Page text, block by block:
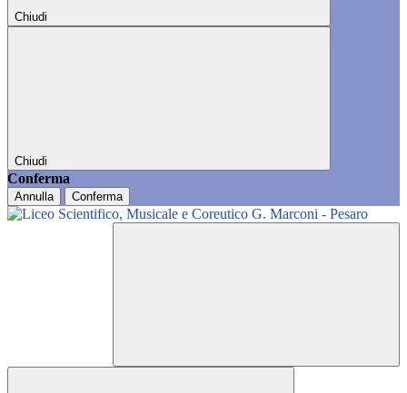
Chiudi
Chiudi
Conferma
Annulla Conferma